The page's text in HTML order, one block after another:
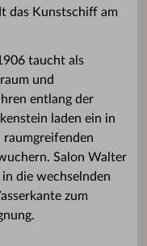
das Kunstschiff am
taucht als
und
entlang der
laden ein in
raumgreifenden
Salon Walter
die wechselnden
zum